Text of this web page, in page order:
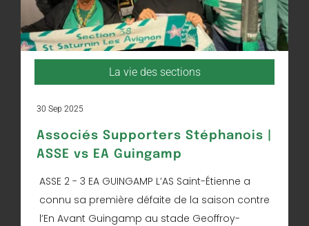
La vie des sections
30 Sep 2025
Associés Supporters Stéphanois |
ASSE vs EA Guingamp
ASSE 2 - 3 EA GUINGAMP L’AS Saint-Étienne a
connu sa première défaite de la saison contre
l’En Avant Guingamp au stade Geoffroy-